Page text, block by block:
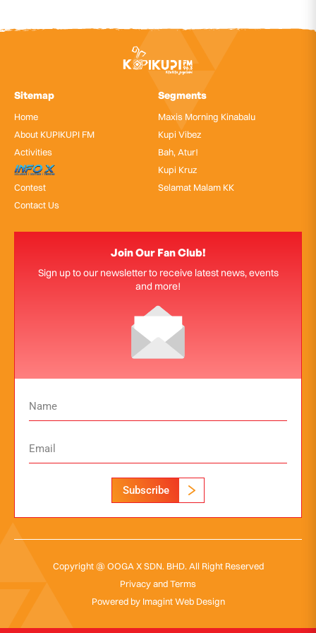
Sitemap
Home
About KUPIKUPI FM
Activities
InfoX
Contest
Contact Us
Segments
Maxis Morning Kinabalu
Kupi Vibez
Bah, Atur!
Kupi Kruz
Selamat Malam KK
Join Our Fan Club!
Sign up to our newsletter to receive latest news, events
and more!
Subscribe
Copyright @ OOGA X SDN. BHD. All Right Reserved
Privacy and Terms
Powered by Imagint Web Design